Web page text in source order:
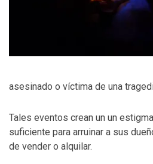
asesinado o víctima de una
Tales eventos crean un un
suficiente para arruinar a sus
de vender o alquilar.